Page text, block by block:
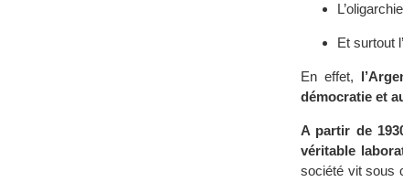
Et surtout
En effet,
démocratie et
A partir de
véritable
société vit sous